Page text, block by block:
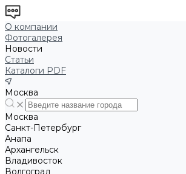
О компании
Фотогалерея
Новости
Статьи
Каталоги PDF
Москва
Москва
Санкт-Петербург
Анапа
Архангельск
Владивосток
Волгоград